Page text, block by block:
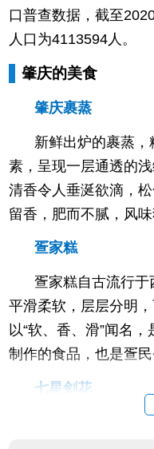
口普查数据，截至
人口为4113594人。
肇庆的美食
肇庆裹蒸
新鲜出炉的裹蒸
素，呈现一层通透的
清香令人垂涎欲滴，
留香，肥而不腻，风味
疍家糕
疍家糕自古流行于
平滑柔软，层层分明，
以“软、香、滑”闻名
制作的食品，也是疍民
七星剑花